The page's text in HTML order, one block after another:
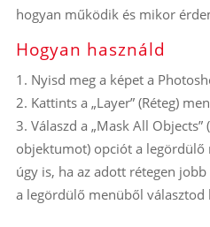
hogyan működik és mikor
Hogyan használd
Nyisd meg a képet a
Kattints a „Layer” (Réteg)
Válaszd a „Mask All
objektumot) opciót a legördülő
úgy is, ha az adott rétegen
a legördülő menüből választod